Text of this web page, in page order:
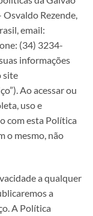
Osvaldo Rezende,
email:
(34) 3234-
informações
site
Ao acessar ou
uso e
com esta Política
o mesmo, não
a qualquer
a
A Política